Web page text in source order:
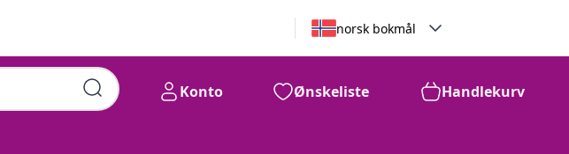
norsk bokmål
Konto Ønskeliste Handlekurv